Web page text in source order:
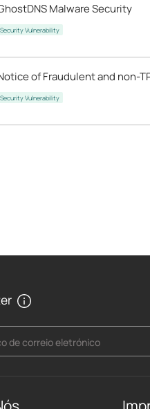
Malware Security
Security Vulnerability
of Fraudulent and non-
Security Vulnerability
de correio eletrónico